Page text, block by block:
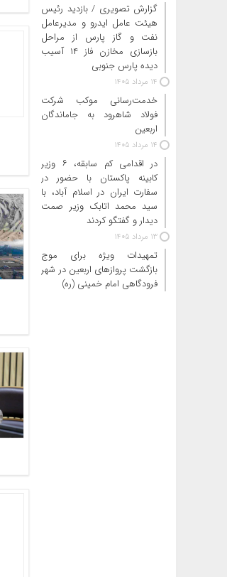
گزارش تصویری / بازدید رئیس
هیئت عامل ایدرو و مدیرعامل
نفت و گاز پارس از مراحل
بازسازی مخازن فاز ۱۴ آسیب
دیده پارس جنوبی
14 مرداد 1405
خدمت‌رسانی موکب شرکت
فولاد شاهرود به جاماندگان
اربعین
14 مرداد 1405
در اقدامی کم سابقه، ۶ وزیر
کابینه پاکستان با حضور در
سفارت ایران در اسلام آباد، با
سید محمد اتابک وزیر صمت
دیدار و گفتگو کردند
13 مرداد 1405
تمهیدات ویژه برای موج
بازگشت پروازهای اربعین در شهر
فرودگاهی امام خمینی (ره)